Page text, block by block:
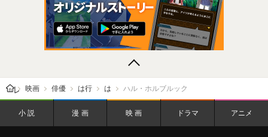
レビューン トップ
映画 俳優 は行 は ハル・ホルブルック
小説 漫画 映画 ドラマ アニメ